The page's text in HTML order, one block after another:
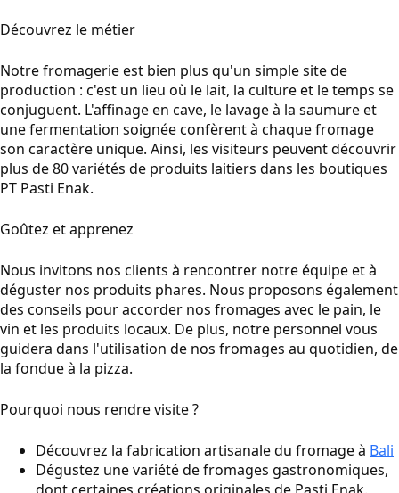
Découvrez le métier
Notre fromagerie est bien plus qu'un simple site de
production : c'est un lieu où le lait, la culture et le temps se
conjuguent. L'affinage en cave, le lavage à la saumure et
une fermentation soignée confèrent à chaque fromage
son caractère unique. Ainsi, les visiteurs peuvent découvrir
plus de 80 variétés de produits laitiers dans les boutiques
PT Pasti Enak.
Goûtez et apprenez
Nous invitons nos clients à rencontrer notre équipe et à
déguster nos produits phares. Nous proposons également
des conseils pour accorder nos fromages avec le pain, le
vin et les produits locaux. De plus, notre personnel vous
guidera dans l'utilisation de nos fromages au quotidien, de
la fondue à la pizza.
Pourquoi nous rendre visite ?
Découvrez la fabrication artisanale du fromage à Bali
Dégustez une variété de fromages gastronomiques,